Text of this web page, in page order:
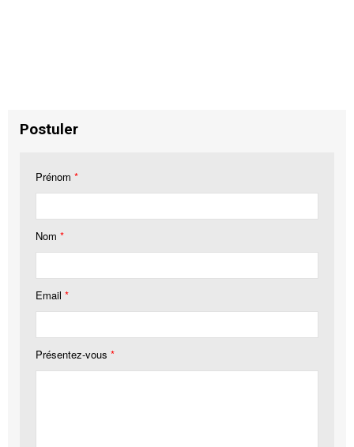
Postuler
Prénom *
Nom *
Email *
Présentez-vous *